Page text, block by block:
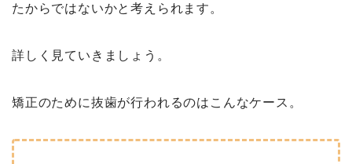
たからではないかと考えられます。
詳しく見ていきましょう。
矯正のために抜歯が行われるのはこんなケース。